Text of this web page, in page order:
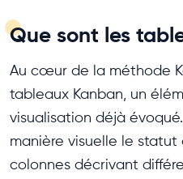
Que sont les
Au cœur de la méthode
tableaux Kanban, un
visualisation déjà
manière visuelle le
colonnes décrivant